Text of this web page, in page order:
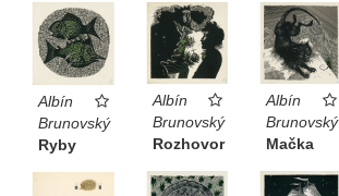
Albín
Brunovský
Ryby
Albín
Brunovský
Rozhovor
Albín
Brunovský
Mačka